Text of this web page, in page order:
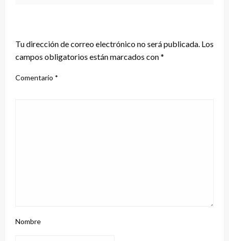
Tu dirección de correo electrónico no será publicada. Los
campos obligatorios están marcados con*
Comentario *
Nombre